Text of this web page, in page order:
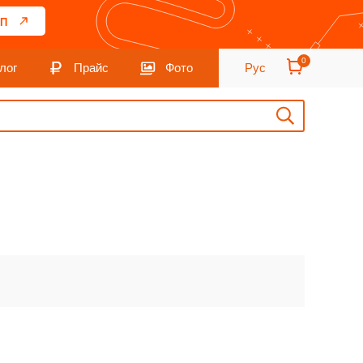
Прайс Фото Рус
0